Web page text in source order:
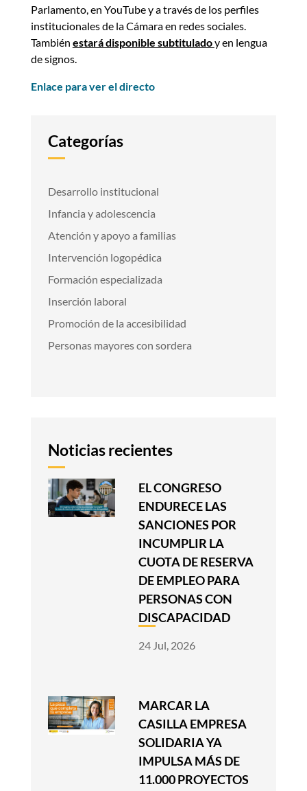
Parlamento, en YouTube y a través de los perfiles
institucionales de la Cámara en redes sociales.
También estará disponible subtituladoy en lengua
de signos.
Enlace para ver el directo
Categorías
Desarrollo institucional
Infancia y adolescencia
Atención y apoyo a familias
Intervención logopédica
Formación especializada
Inserción laboral
Promoción de la accesibilidad
Personas mayores con sordera
EL CONGRESO
ENDURECE LAS
SANCIONES POR
INCUMPLIR LA
CUOTA DE RESERVA
DE EMPLEO PARA
PERSONAS CON
DISCAPACIDAD
24 Jul, 2026
MARCAR LA
CASILLA EMPRESA
SOLIDARIA YA
IMPULSA MÁS DE
11.000 PROYECTOS
Noticias recientes